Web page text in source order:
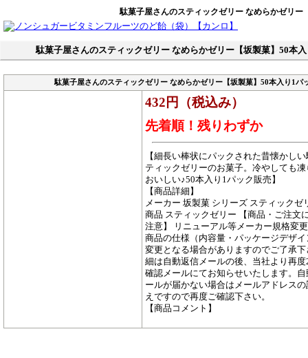
駄菓子屋さんのスティックゼリー なめらかゼリー
駄菓子屋さんのスティックゼリー なめらかゼリー【坂製菓】50本
駄菓子屋さんのスティックゼリー なめらかゼリー【坂製菓】50本入り1パ
432円（税込み）
先着順！残りわずか
【細長い棒状にパックされた昔懐かし
ティックゼリーのお菓子。冷やしても
おいしい♪50本入り1パック販売】
【商品詳細】
メーカー 坂製菓 シリーズ スティックゼ
商品 スティックゼリー 【商品・ご注文
注意】 リニューアル等メーカー規格変
商品の仕様（内容量・パッケージデザ
変更となる場合がありますのでご了承下
細は自動返信メールの後、当社より再度
確認メールにてお知らせいたします。
ールが届かない場合はメールアドレス
えですので再度ご確認下さい。
【商品コメント】